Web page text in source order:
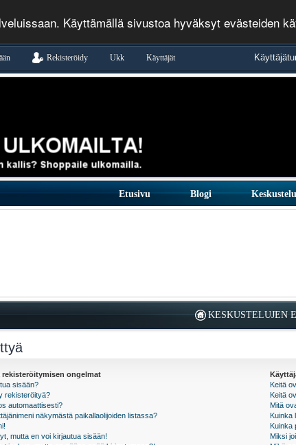
Käyttämällä sivustoa hyväksyt evästeiden
Rekisteröidy Ukk Käyttäjät
Etusivu Blogi Keskustelu
KESKUSTELUJEN
ongelmat
sisään?
rekisteröityä?
automaattisesti?
näkymästä paikallaolijoiden listassa?
mutta en voi kirjautua sisään!
Keitä
Keitä
Mitä
Kuinka
Kuinka
Miksi